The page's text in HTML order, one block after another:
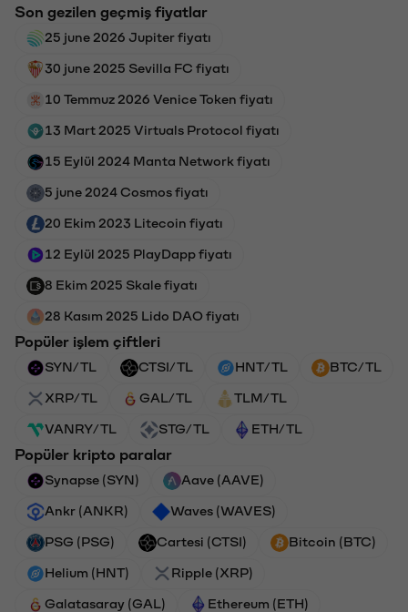
Son gezilen geçmiş fiyatlar
25 june 2026 Jupiter fiyatı
30 june 2025 Sevilla FC fiyatı
10 Temmuz 2026 Venice Token fiyatı
13 Mart 2025 Virtuals Protocol fiyatı
15 Eylül 2024 Manta Network fiyatı
5 june 2024 Cosmos fiyatı
20 Ekim 2023 Litecoin fiyatı
12 Eylül 2025 PlayDapp fiyatı
8 Ekim 2025 Skale fiyatı
28 Kasım 2025 Lido DAO fiyatı
Popüler işlem çiftleri
SYN/TL CTSI/TL HNT/TL BTC/TL
XRP/TL GAL/TL TLM/TL
VANRY/TL STG/TL ETH/TL
Popüler kripto paralar
Synapse (SYN) Aave (AAVE)
Ankr (ANKR) Waves (WAVES)
PSG (PSG) Cartesi (CTSI) Bitcoin (BTC)
Helium (HNT) Ripple (XRP)
Galatasaray (GAL) Ethereum (ETH)